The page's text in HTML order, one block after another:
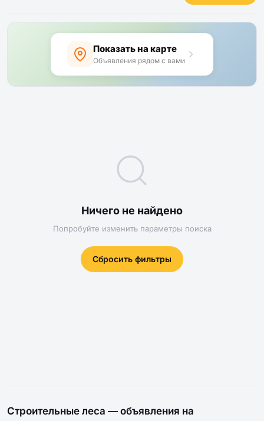
Показать на карте
Объявления рядом с вами
Ничего не найдено
Попробуйте изменить параметры поиска
Сбросить фильтры
Строительные леса — объявления на